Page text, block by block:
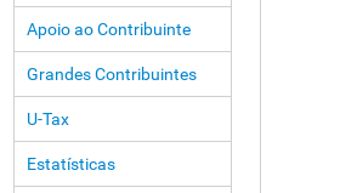
Apoio ao Contribuinte
Grandes Contribuintes
U-Tax
Estatísticas